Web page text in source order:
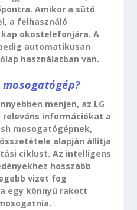
Amikor a sütő
a felhasználó
okostelefonjára. A
automatikusan
használatban van.
menjen, az LG
releváns információkat a
mosogatógépnek,
alapján állítja
ciklust. Az intelligens
hosszabb
vizet fog
egy könnyű rakott